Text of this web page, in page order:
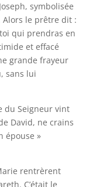
symbolisée
le prêtre dit :
toi qui prendras en
et effacé
grande frayeur
sans lui
du Seigneur vint
David, ne crains
épouse »
rentrèrent
C’était le